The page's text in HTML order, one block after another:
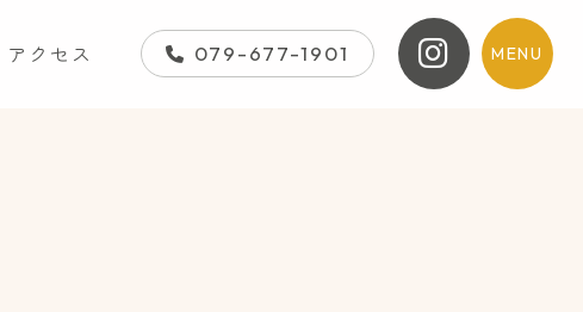
アクセス 079-677-1901 MENU